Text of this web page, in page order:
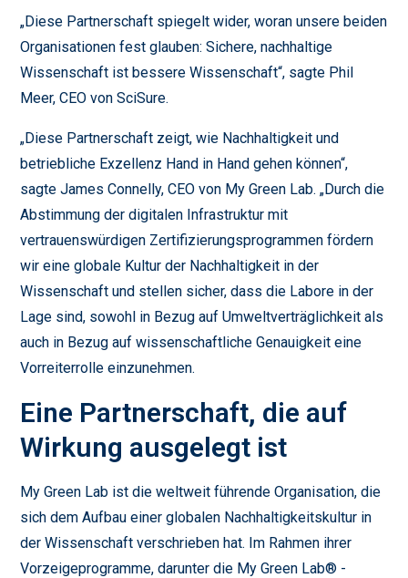
„Diese Partnerschaft spiegelt wider, woran unsere beiden
Organisationen fest glauben: Sichere, nachhaltige
Wissenschaft ist bessere Wissenschaft“, sagte Phil
Meer, CEO von SciSure.
„Diese Partnerschaft zeigt, wie Nachhaltigkeit und
betriebliche Exzellenz Hand in Hand gehen können“,
sagte James Connelly, CEO von My Green Lab. „Durch die
Abstimmung der digitalen Infrastruktur mit
vertrauenswürdigen Zertifizierungsprogrammen fördern
wir eine globale Kultur der Nachhaltigkeit in der
Wissenschaft und stellen sicher, dass die Labore in der
Lage sind, sowohl in Bezug auf Umweltverträglichkeit als
auch in Bezug auf wissenschaftliche Genauigkeit eine
Vorreiterrolle einzunehmen.
Eine Partnerschaft, die auf
Wirkung ausgelegt ist
My Green Lab ist die weltweit führende Organisation, die
sich dem Aufbau einer globalen Nachhaltigkeitskultur in
der Wissenschaft verschrieben hat. Im Rahmen ihrer
Vorzeigeprogramme, darunter die My Green Lab® -